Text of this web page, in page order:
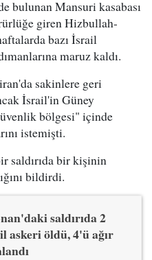
bulunan Mansuri kasabası
giren Hizbullah-
bazı İsrail
maruz kaldı.
sakinlere geri
İsrail'in Güney
bölgesi" içinde
istemişti.
saldırıda bir kişinin
bildirdi.
saldırıda 2
askeri öldü, 4'ü ağır